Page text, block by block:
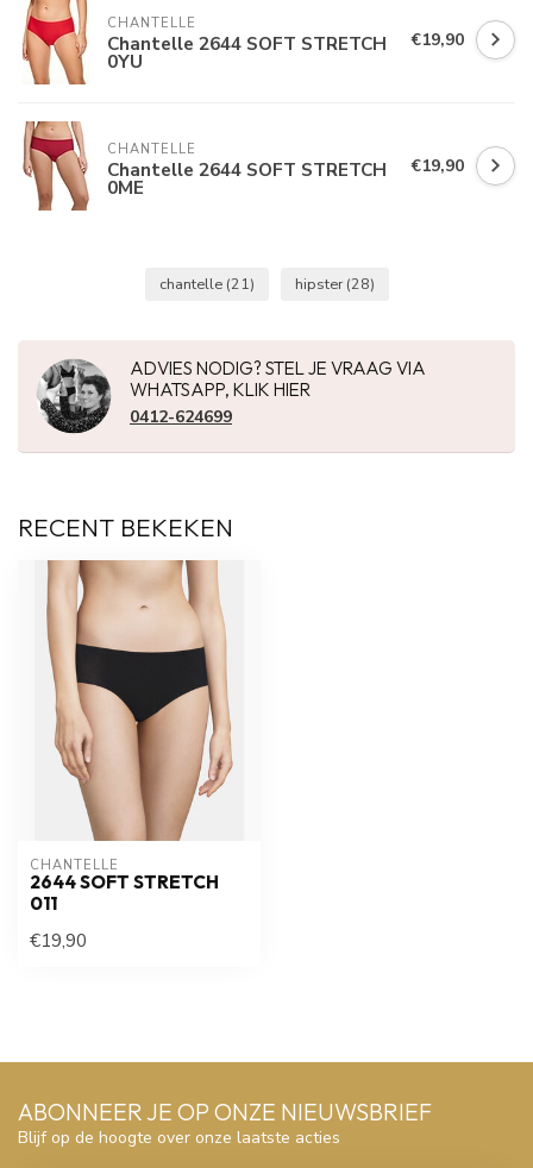
CHANTELLE
Chantelle 2644 SOFT STRETCH
0YU
€19,90
CHANTELLE
Chantelle 2644 SOFT STRETCH
0ME
€19,90
chantelle (21) hipster (28)
ADVIES NODIG? STEL JE VRAAG VIA
WHATSAPP, KLIK HIER
0412-624699
RECENT BEKEKEN
CHANTELLE
2644 SOFT STRETCH
011
€19,90
ABONNEER JE OP ONZE NIEUWSBRIEF
Blijf op de hoogte over onze laatste acties